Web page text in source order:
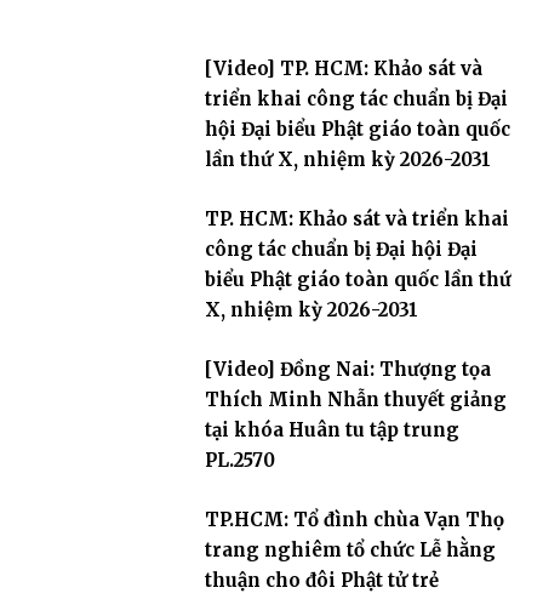
[Video] TP. HCM: Khảo sát và
triển khai công tác chuẩn bị Đại
hội Đại biểu Phật giáo toàn quốc
lần thứ X, nhiệm kỳ 2026-2031
TP. HCM: Khảo sát và triển khai
công tác chuẩn bị Đại hội Đại
biểu Phật giáo toàn quốc lần thứ
X, nhiệm kỳ 2026-2031
[Video] Đồng Nai: Thượng tọa
Thích Minh Nhẫn thuyết giảng
tại khóa Huân tu tập trung
PL.2570
TP.HCM: Tổ đình chùa Vạn Thọ
trang nghiêm tổ chức Lễ hằng
thuận cho đôi Phật tử trẻ